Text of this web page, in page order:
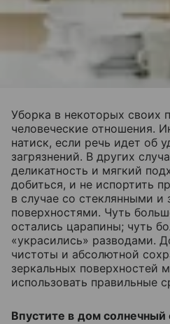
Уборка в некоторых своих
человеческие отношения.
натиск, если речь идет об
загрязнений. В других
деликатность и мягкий
добиться, и не испортить
в случае со стеклянными и
поверхностями. Чуть
остались царапины; чуть
«украсились» разводами.
чистоты и абсолютной
зеркальных поверхностей
использовать правильные
Впустите в дом солнечный